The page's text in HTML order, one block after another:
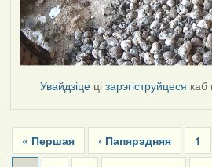
Увайдзіце цізарэгіструйцеся каб
Pagination
First
page
« Першая
Previous
page
‹ Папярэдняя 1